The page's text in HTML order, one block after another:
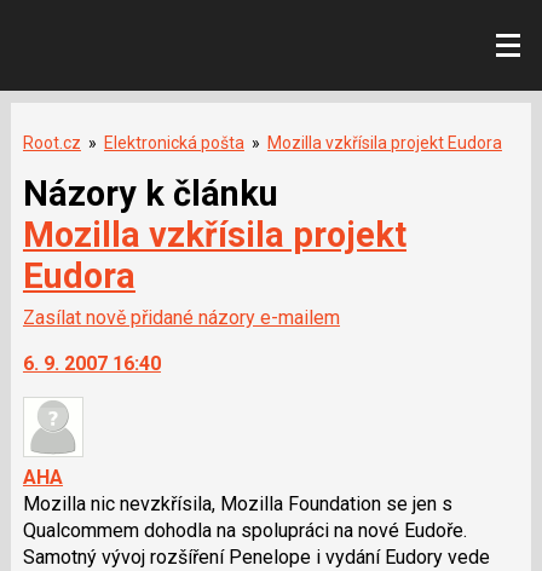
Root.cz » Elektronická pošta » Mozilla vzkřísila projekt Eudora
Názory k článku
Mozilla vzkřísila projekt
Eudora
Zasílat nově přidané názory e-mailem
6. 9. 2007 16:40
AHA
Mozilla nic nevzkřísila, Mozilla Foundation se jen s
Qualcommem dohodla na spolupráci na nové Eudoře.
Samotný vývoj rozšíření Penelope i vydání Eudory vede